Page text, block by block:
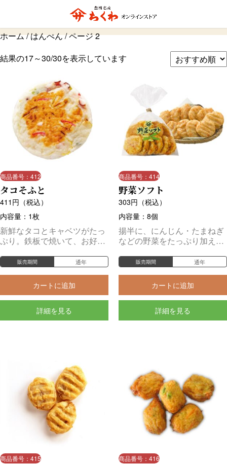
はんぺん
ホーム/はんぺん/ ページ 2
結果の17～30/30を表示しています
商品番号：412
タコそふと
411 円（税込）
内容量：1枚
新鮮なタコとキャベツがたっ
ぷり。鉄板で焼いて、お好み
販売期間 通年
カートに追加
詳細を見る
商品番号：414
野菜ソフト
303円（税込）
内容量：8個
揚半に、にんじん・たまねぎ
などの野菜をたっぷり加え
販売期間 通年
カートに追加
詳細を見る
商品番号：415 商品番号：416